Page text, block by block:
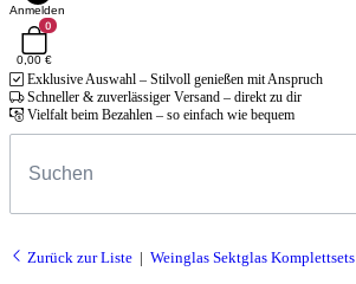
Anmelden
0
0,00 €
Exklusive Auswahl – Stilvoll genießen mit Anspruch
Schneller & zuverlässiger Versand – direkt zu dir
Vielfalt beim Bezahlen – so einfach wie bequem
Zurück zur Liste Weinglas Sektglas Komplettsets